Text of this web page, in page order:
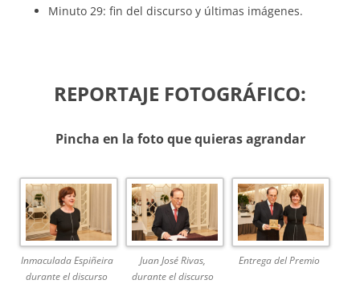
Minuto 29: fin del discurso y últimas imágenes.
REPORTAJE FOTOGRÁFICO:
Pincha en la foto que quieras agrandar
Inmaculada Espiñeira
durante el discurso
Juan José Rivas,
durante el discurso
Entrega del Premio